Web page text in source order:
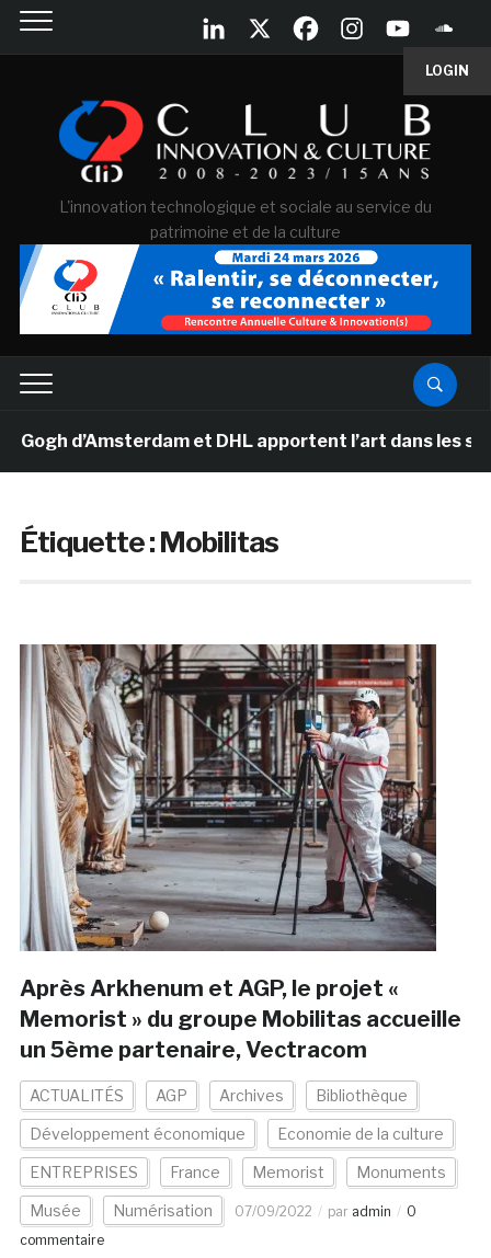
LOGIN
L'innovation technologique et sociale au service du
patrimoine et de la culture
d’Amsterdam et DHL apportent l’art dans les
Étiquette :Mobilitas
Après Arkhenum et AGP, le projet «
Memorist » du groupe Mobilitas accueille
un 5ème partenaire, Vectracom
ACTUALITÉS AGP Archives Bibliothèque
Développement économique Economie de la culture
ENTREPRISES France Memorist Monuments
Musée Numérisation 07/09/2022 par admin
0
commentaire